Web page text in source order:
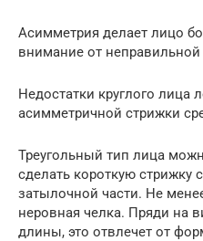
Асимметрия делает лицо
внимание от
Недостатки круглого лица
асимметричной стрижки
Треугольный тип лица
сделать короткую
затылочной части. Не
неровная челка. Пряди на
длины, это отвлечет от